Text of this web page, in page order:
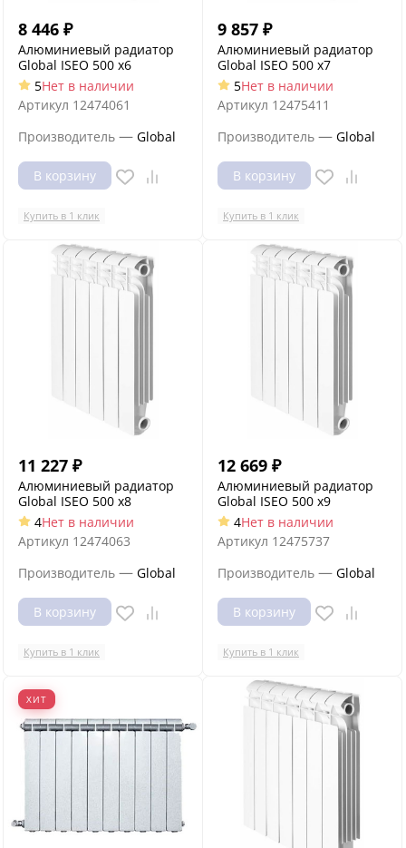
8 446 ₽
Алюминиевый радиатор
Global ISEO 500 x6
5Нет в наличии
Артикул 12474061
Производитель — Global
В корзину
Купить в 1 клик
9 857 ₽
Алюминиевый радиатор
Global ISEO 500 x7
5Нет в наличии
Артикул 12475411
Производитель — Global
В корзину
Купить в 1 клик
11 227 ₽
Алюминиевый радиатор
Global ISEO 500 x8
4Нет в наличии
Артикул 12474063
Производитель — Global
В корзину
Купить в 1 клик
12 669 ₽
Алюминиевый радиатор
Global ISEO 500 x9
4Нет в наличии
Артикул 12475737
Производитель — Global
В корзину
Купить в 1 клик
ХИТ